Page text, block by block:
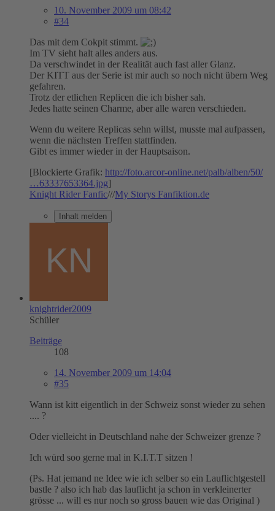
10. November 2009 um 08:42
#34
Das mit dem Cokpit stimmt.
Im TV sieht halt alles anders aus.
Da verschwindet in der Realität auch fast aller Glanz.
Der KITT aus der Serie ist mir auch so noch nicht übern Weg
gefahren.
Trotz der etlichen Replicen die ich bisher sah.
Jedes hatte seinen Charme, aber alle waren verschieden.
Wenn du weitere Replicas sehn willst, musste mal aufpassen,
wenn die nächsten Treffen stattfinden.
Gibt es immer wieder in der Hauptsaison.
[Blockierte Grafik: http://foto.arcor-online.net/palb/alben/50/
…63337653364.jpg]
Knight Rider Fanfic///My Storys Fanfiktion.de
Inhalt melden
knightrider2009
Schüler
Beiträge
108
14. November 2009 um 14:04
#35
Wann ist kitt eigentlich in der Schweiz sonst wieder zu sehen
.... ?
Oder vielleicht in Deutschland nahe der Schweizer grenze ?
Ich würd soo gerne mal in K.I.T.T sitzen !
(Ps. Hat jemand ne Idee wie ich selber so ein Lauflichtgestell
bastle ? also ich hab das lauflicht ja schon in verkleinerter
grösse ... will es nur noch so gross bauen wie das Original )